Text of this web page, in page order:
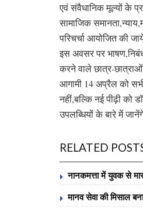
एवं संवैधानिक मूल्यों के
सामाजिक
परिचर्चा आयोजित की
इस अवसर पर
करने वाले छात्र-
आगामी 14 अप्रैल को
नहीं,बल्कि नई पीढ़ी को
उपलब्धियों के बारे में
RELATED
नानकमत्ता में युवक से
मानव सेवा की मिसाल